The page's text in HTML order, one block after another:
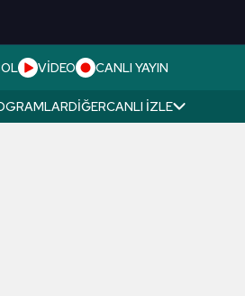
VİDEO CANLI YAYIN
DIĞERCANLI İZLE